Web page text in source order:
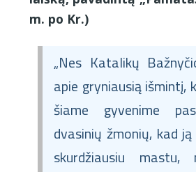
m. po Kr.)
„Nes Katalikų
apie gryniausią išmintį,
šiame gyvenime
dvasinių žmonių, kad
skurdžiausiu